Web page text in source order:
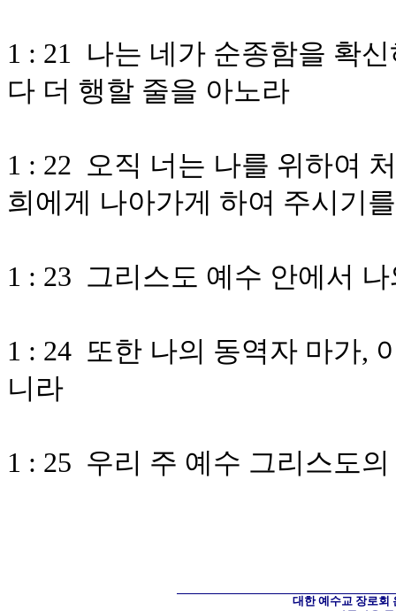
1 : 21 나는 네가 순종함을 확
다 더 행할 줄을 아노라
1 : 22 오직 너는 나를 위하여
희에게 나아가게 하여 주시기
1 : 23 그리스도 예수 안에서
1 : 24 또한 나의 동역자 마가,
니라
1 : 25 우리 주 예수 그리스도
대한 예수교 장로회